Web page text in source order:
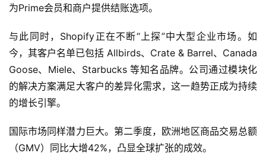
页
美
股
A
P
P
载
为Prime会员和商户提供结账选项。
与此同时，Shopify正在不断“上探”中大型企业市场。如
今，其客户名单已包括 Allbirds、Crate & Barrel、Canada
Goose、Miele、Starbucks 等知名品牌。公司通过模块化
的解决方案满足大客户的差异化需求，这一趋势正成为持续
的增长引擎。
国际市场同样潜力巨大。第二季度，欧洲地区商品交易总额
（GMV）同比大增42%，凸显全球扩张的成效。